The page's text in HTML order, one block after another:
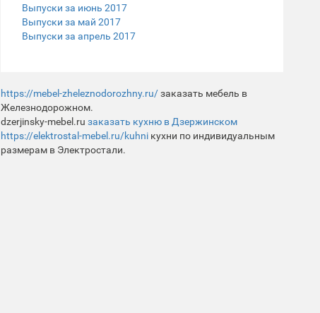
Выпуски за июнь 2017
Выпуски за май 2017
Выпуски за апрель 2017
https://mebel-zheleznodorozhny.ru/заказать мебель в
Железнодорожном.
dzerjinsky-mebel.ru заказать кухню в Дзержинском
https://elektrostal-mebel.ru/kuhni кухни по индивидуальным
размерам в Электростали.